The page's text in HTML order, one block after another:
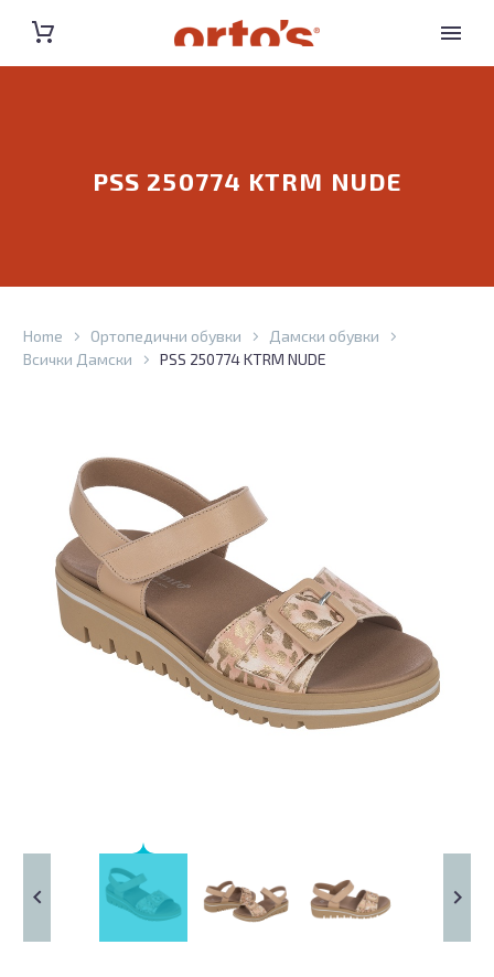
PSS 250774 KTRM NUDE
Home Ортопедични обувки
Дамски обувки
Всички Дамски
PSS 250774 KTRM NUDE